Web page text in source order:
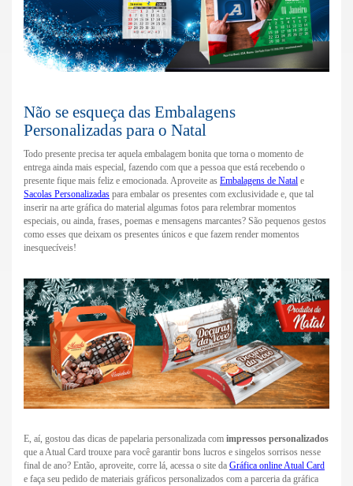
Não se esqueça das Embalagens
Personalizadas para o Natal
Todo presente precisa ter aquela embalagem bonita que torna o momento de
entrega ainda mais especial, fazendo com que a pessoa que está recebendo o
presente fique mais feliz e emocionada. Aproveite as Embalagens de Natal e
Sacolas Personalizadas para embalar os presentes com exclusividade e, que tal
inserir na arte gráfica do material algumas fotos para relembrar momentos
especiais, ou ainda, frases, poemas e mensagens marcantes? São pequenos gestos
como esses que deixam os presentes únicos e que fazem render momentos
inesquecíveis!
E, aí, gostou das dicas de papelaria personalizada com impressos personalizados
que a Atual Card trouxe para você garantir bons lucros e singelos sorrisos nesse
final de ano? Então, aproveite, corre lá, acessa o site da Gráfica online Atual Card
e faça seu pedido de materiais gráficos personalizados com a parceria da gráfica